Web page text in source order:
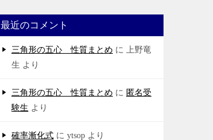
最近のコメント
三角形の五心 性質まとめ に 上野竜
生 より
三角形の五心 性質まとめ に 匿名受
験生 より
確率漸化式 に ytsop より